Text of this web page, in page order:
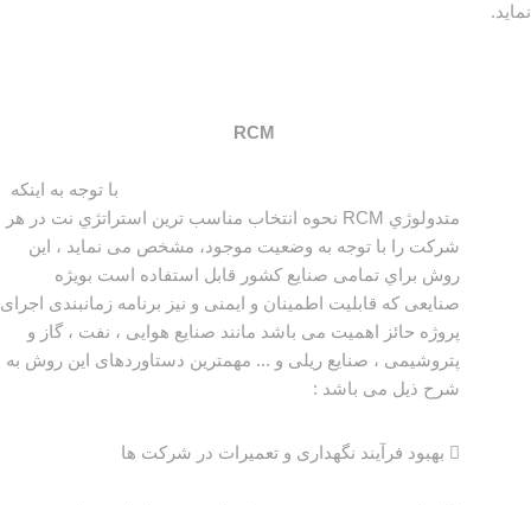
نماید.
با توجه به اینکه
متدولوژي RCM نحوه انتخاب مناسب ترین استراتژي نت در هر
شرکت را با توجه به وضعیت موجود، مشخص می نماید ، این
روش براي تمامی صنایع کشور قابل استفاده است بویژه
صنایعی که قابلیت اطمینان و ایمنی و نیز برنامه زمانبندی اجرای
پروژه حائز اهمیت می باشد مانند صنایع هوایی ، نفت ، گاز و
پتروشیمی ، صنایع ریلی و ... مهمترین دستاوردهای این روش به
شرح ذیل می باشد :
 بهبود فرآیند نگهداری و تعمیرات در شرکت ها